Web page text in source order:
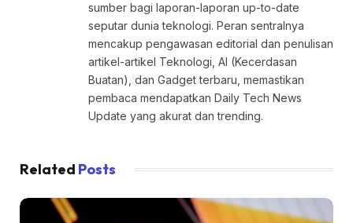
sumber bagi laporan-laporan up-to-date
seputar dunia teknologi. Peran sentralnya
mencakup pengawasan editorial dan penulisan
artikel-artikel Teknologi, AI (Kecerdasan
Buatan), dan Gadget terbaru, memastikan
pembaca mendapatkan Daily Tech News
Update yang akurat dan trending.
Related Posts